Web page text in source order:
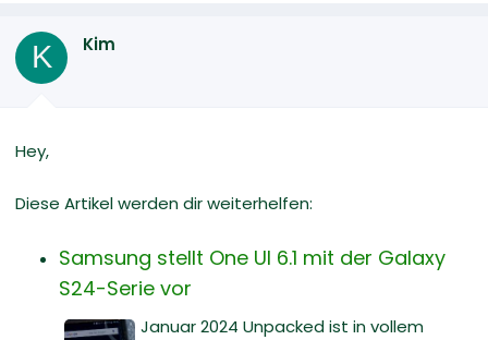
K Kim
Hey,
Diese Artikel werden dir weiterhelfen:
Samsung stellt One UI 6.1 mit der Galaxy
S24-Serie vor
Januar 2024 Unpacked ist in vollem